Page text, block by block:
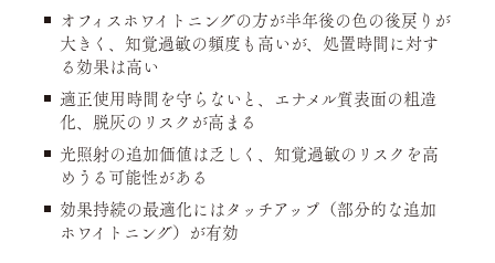
オフィスホワイトニングの方が半年後の色の後戻りが
大きく、知覚過敏の頻度も高いが、処置時間に対す
る効果は高い
適正使用時間を守らないと、エナメル質表面の粗造
化、脱灰のリスクが高まる
光照射の追加価値は乏しく、知覚過敏のリスクを高
めうる可能性がある
効果持続の最適化にはタッチアップ（部分的な追加
ホワイトニング）が有効